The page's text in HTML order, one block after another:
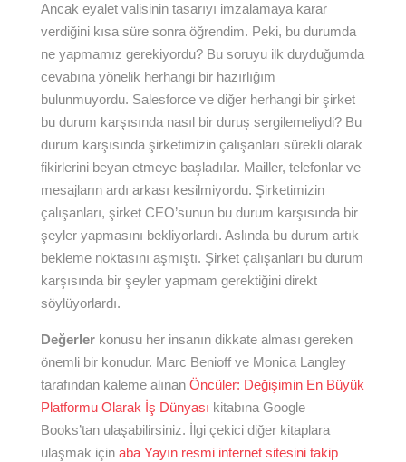
Ancak eyalet valisinin tasarıyı imzalamaya karar
verdiğini kısa süre sonra öğrendim. Peki, bu durumda
ne yapmamız gerekiyordu? Bu soruyu ilk duyduğumda
cevabına yönelik herhangi bir hazırlığım
bulunmuyordu. Salesforce ve diğer herhangi bir şirket
bu durum karşısında nasıl bir duruş sergilemeliydi? Bu
durum karşısında şirketimizin çalışanları sürekli olarak
fikirlerini beyan etmeye başladılar. Mailler, telefonlar ve
mesajların ardı arkası kesilmiyordu. Şirketimizin
çalışanları, şirket CEO’sunun bu durum karşısında bir
şeyler yapmasını bekliyorlardı. Aslında bu durum artık
bekleme noktasını aşmıştı. Şirket çalışanları bu durum
karşısında bir şeyler yapmam gerektiğini direkt
söylüyorlardı.
Değerlerkonusu her insanın dikkate alması gereken
önemli bir konudur. Marc Benioff ve Monica Langley
tarafından kaleme alınan Öncüler: Değişimin En Büyük
Platformu Olarak İş Dünyası kitabına Google
Books’tan ulaşabilirsiniz. İlgi çekici diğer kitaplara
ulaşmak için aba Yayın resmi internet sitesini takip